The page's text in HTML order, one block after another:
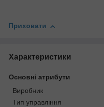
Приховати
Характеристики
Основні атрибути
Виробник
Тип управління